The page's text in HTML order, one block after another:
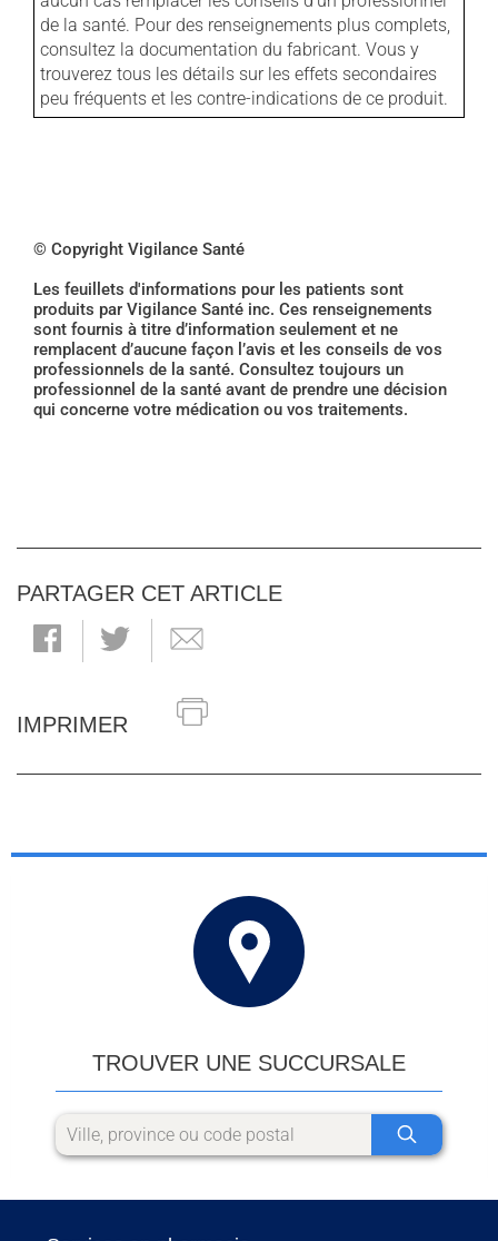
de la santé. Pour des renseignements plus complets,
consultez la documentation du fabricant. Vous y
trouverez tous les détails sur les effets secondaires
peu fréquents et les contre-indications de ce produit.
© Copyright Vigilance Santé
Les feuillets d'informations pour les patients sont
produits par Vigilance Santé inc. Ces renseignements
sont fournis à titre d’information seulement et ne
remplacent d’aucune façon l’avis et les conseils de vos
professionnels de la santé. Consultez toujours un
professionnel de la santé avant de prendre une décision
qui concerne votre médication ou vos traitements.
PARTAGER CET ARTICLE
IMPRIMER
TROUVER UNE SUCCURSALE